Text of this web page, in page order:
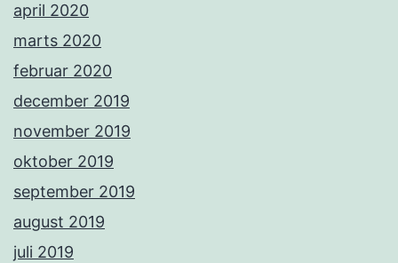
april 2020
marts 2020
februar 2020
december 2019
november 2019
oktober 2019
september 2019
august 2019
juli 2019